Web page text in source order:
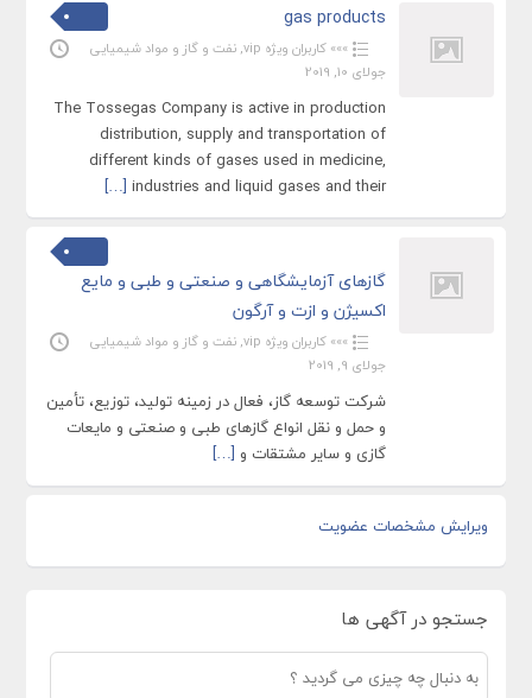
gas products
»»» کاربران ویژه vip , نفت و گاز و مواد شیمیایی
جولای 10, 2019
The Tossegas Company is active in production
distribution, supply and transportation of
different kinds of gases used in medicine,
industries and liquid gases and their
[…]
گازهای آزمایشگاهی و صنعتی و طبی و مایع
اکسیژن و ازت و آرگون
»»» کاربران ویژه vip , نفت و گاز و مواد شیمیایی
جولای 9, 2019
شرکت توسعه گاز، فعال در زمینه تولید، توزیع، تأمین
و حمل و نقل انواع گازهای طبی و صنعتی و مایعات
گازی و سایر مشتقات و […]
ویرایش مشخصات عضویت
جستجو در آگهی ها